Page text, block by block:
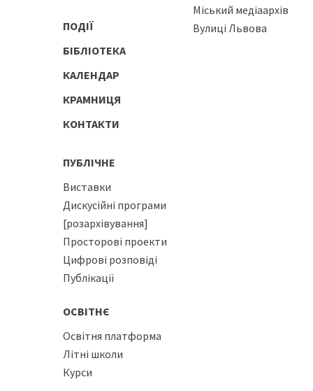
ПОДІЇ
БІБЛІОТЕКА
КАЛЕНДАР
КРАМНИЦЯ
КОНТАКТИ
Міський медіаархів
Вулиці Львова
ПУБЛІЧНЕ
Виставки
Дискусійні програми
[розархівування]
Просторові проекти
Цифрові розповіді
Публікації
ОСВІТНЄ
Освітня платформа
Літні школи
Курси